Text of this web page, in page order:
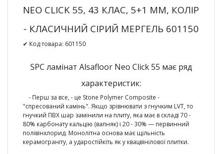
NEO CLICK 55, 43 КЛАС, 5+1 ММ, КОЛІР
- КЛАСИЧНИЙ СІРИЙ МЕРГЕЛЬ 601150
✔ Код товара: 601150
SPC ламінат Alsafloor Neo Click 55 має ряд
характеристик:
- Перш за все, - це Stone Polymer Composite -
"спресований камінь". Якщо зрівнювати з гнучким LVT, то
гнучкий ПВХ шар замінили на плиту, яка має в складі 70 -
80% карбонату кальцію (вапняк) і 20 - 30% — первинний
полівінхлорид. Монолітна основа має щільність
керамограніту, а ударостійкіть як у квацвінілової плитки.